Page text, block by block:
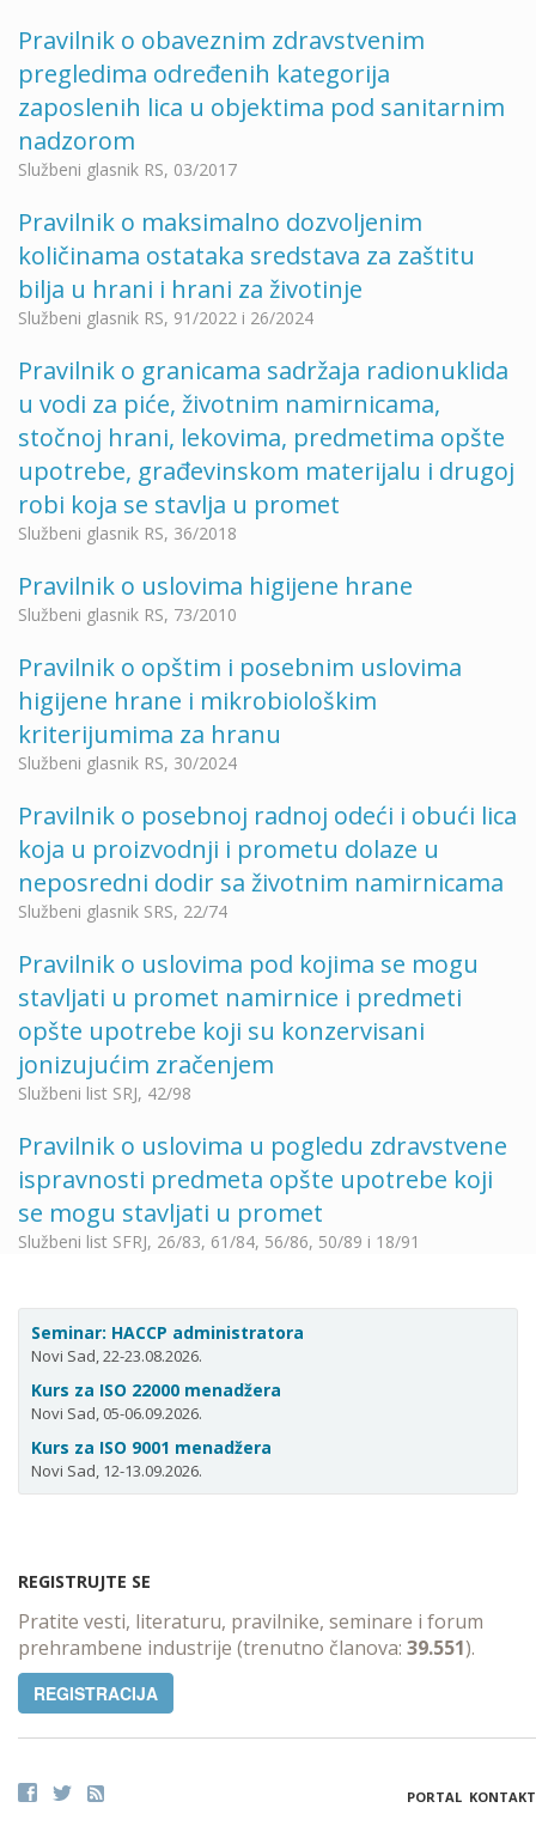
Pravilnik o obaveznim zdravstvenim
pregledima određenih kategorija
zaposlenih lica u objektima pod sanitarnim
nadzorom
Službeni glasnik RS, 03/2017
Pravilnik o maksimalno dozvoljenim
količinama ostataka sredstava za zaštitu
bilja u hrani i hrani za životinje
Službeni glasnik RS, 91/2022 i 26/2024
Pravilnik o granicama sadržaja radionuklida
u vodi za piće, životnim namirnicama,
stočnoj hrani, lekovima, predmetima opšte
upotrebe, građevinskom materijalu i drugoj
robi koja se stavlja u promet
Službeni glasnik RS, 36/2018
Pravilnik o uslovima higijene hrane
Službeni glasnik RS, 73/2010
Pravilnik o opštim i posebnim uslovima
higijene hrane i mikrobiološkim
kriterijumima za hranu
Službeni glasnik RS, 30/2024
Pravilnik o posebnoj radnoj odeći i obući lica
koja u proizvodnji i prometu dolaze u
neposredni dodir sa životnim namirnicama
Službeni glasnik SRS, 22/74
Pravilnik o uslovima pod kojima se mogu
stavljati u promet namirnice i predmeti
opšte upotrebe koji su konzervisani
jonizujućim zračenjem
Službeni list SRJ, 42/98
Pravilnik o uslovima u pogledu zdravstvene
ispravnosti predmeta opšte upotrebe koji
se mogu stavljati u promet
Službeni list SFRJ, 26/83, 61/84, 56/86, 50/89 i 18/91
Seminar: HACCP administratora
Novi Sad, 22-23.08.2026.
Kurs za ISO 22000 menadžera
Novi Sad, 05-06.09.2026.
Kurs za ISO 9001 menadžera
Novi Sad, 12-13.09.2026.
REGISTRUJTE SE
Pratite vesti, literaturu, pravilnike, seminare i forum
prehrambene industrije (trenutno članova: 39.551).
REGISTRACIJA
PORTAL KONTAKT